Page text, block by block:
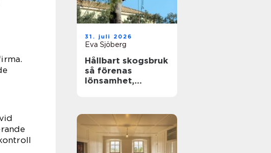
31. juli 2026
Eva Sjöberg
Hållbart skogsbruk
så förenas
lönsamhet,